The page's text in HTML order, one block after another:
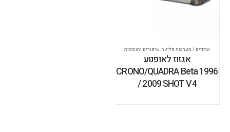
אגזוזים / מערכות פליטה, שיפורים ותוספות
אגזוז לאופנוע
CRONO/QUADRA Beta 1996
/ 2009 SHOT V4